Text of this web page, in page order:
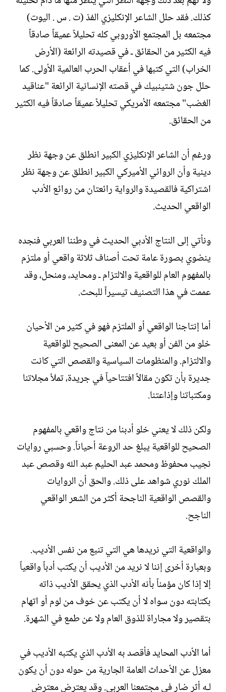
كذلك. فقد حلل الشاعر الإنكليزي الفذ (ت . س . اليوت)
مجتمعه بل المجتمع الأوروبي كله تحليلاً عميقاً صادقاً
فيه الكثير من الحقائق ـ في قصيدته الرائعة (الأرض
الخراب) التي كتبها في أعقاب الحرب العالمية الأولى. كما
حلل جون شتينبيك في قصته الإنسانية الرائعة "عناقيد
الغضب" مجتمعه الأمريكي تحليلاً عميقاً صادقاً فيه الكثير
من الحقائق.‏
ورغم أن الشاعر الإنكليزي الكبير انطلق عن وجهة نظر
دينية وأن الروائي الأميركي الكبير انطلق عن وجهة نظر
اشتراكية فالقصيدة والرواية رائعتان من روائع الأدب
الواقعي الحديث.‏
ونأتي إلى النتاج الأدبي الحديث في وطننا العربي فنجده
ينضوي بصورة عامة تحت أصناف ثلاثة واقعي أو ملتزم
بالمفهوم العام للواقعية والالتزام ـ ومحايد، ومنحل، وقد
عممت في هذا التصنيف تيسيراً للبحث.‏
أما إنتاجنا الواقعي أو الملتزم فهو في كثير من الأحيان
خلو من الفن أو بعيد عن المعنى الصحيح للواقعية
والالتزام. والمنظومات السياسية والقصص التي كانت
جديرة بأن تكون مقالاً افتتاحياً في جريدة، تملأ مجلاتنا
ومكتباتنا وإذاعتنا.‏
ولكن ذلك لا يعني خلو أدبنا من نتاج واقعي بالمفهوم
الصحيح للواقعية يبلغ حد الروعة أحياناً. وحسبي روايات
نجيب محفوظ ومحمد عبد الحليم عبد الله وقصص عبد
الملك نوري شواهد على ذلك. والحق أن الروايات
والقصص الواقعية الناجحة أكثر من الشعر الواقعي
الناجح.‏
والواقعية التي نريدها هي التي تنبع من نفس الأديب.
وبعبارة أخرى إننا لا نريد من الأديب أن يكتب أدباً واقعياً
إلا إذا كان مؤمناً بأنه الأدب الذي يحقق الأديب ذاته
بكتابته دون سواه لا أن يكتب عن خوف من لوم أو اتهام
بتقصير ولا مجاراة للذوق العام ولا عن طمع في الشهرة.‏
أما الأدب المحايد فأقصد به الأدب الذي يكتبه الأديب في
معزل عن الأحداث العامة الجارية من حوله دون أن يكون
لـه أثر ضار في مجتمعنا العربي. وقد يعترض معترض